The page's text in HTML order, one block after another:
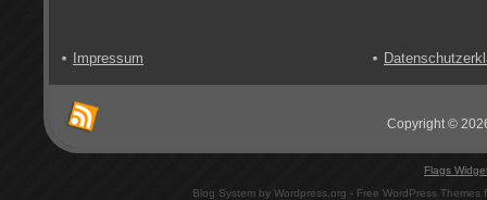
Impressum
Copyright ©
Flags
Blog System by Wordpress.org - Free WordPress Themes